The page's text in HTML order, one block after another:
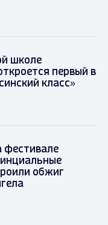
школе
первый в
класс»
фестивале
обжиг